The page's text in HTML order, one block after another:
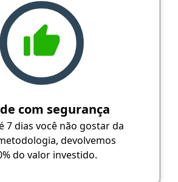
com segurança
7 dias você não gostar da
devolvemos
do valor investido.